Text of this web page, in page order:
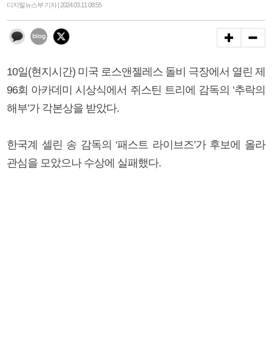
디지털뉴스부 기자 | 2024.03.11 08:55
10일(현지시간) 미국 로스앤젤레스 돌비 극장에서 열린 제
96회 아카데미 시상식에서 쥐스틴 트리에 감독의 ‘추락의
해부’가 각본상을 받았다.
한국계 셀린 송 감독의 ‘패스트 라이브즈’가 후보에 올라
관심을 모았으나 수상에 실패했다.